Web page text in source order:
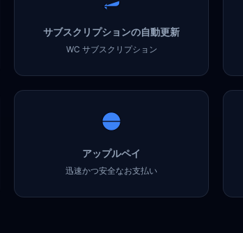
サブスクリプションの自動更新
WC サブスクリプション
アップルペイ
迅速かつ安全なお支払い